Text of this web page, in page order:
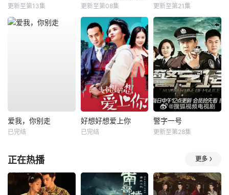
更新至第13集 更新至第08集 更新至第21集
爱我，你别走
已完结
好想好想爱上你
已完结
警字一号
更新至第28集
正在热播 更多